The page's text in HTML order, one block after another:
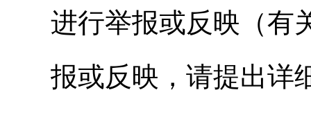
进行举报或反映（有
报或反映，请提出详